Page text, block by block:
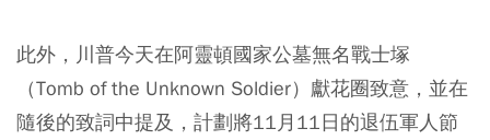
此外，川普今天在阿靈頓國家公墓無名戰士塚
（Tomb of the Unknown Soldier）獻花圈致意，並在
隨後的致詞中提及，計劃將11月11日的退伍軍人節